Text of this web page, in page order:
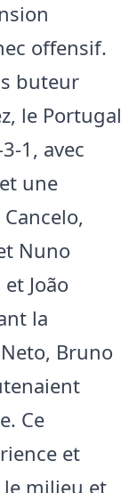
offensif.
buteur
le Portugal
1, avec
une
Nuno
João
la
Bruno
Ce
et
milieu et